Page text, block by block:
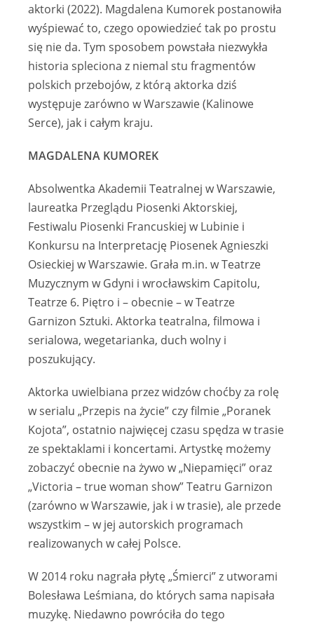
aktorki (2022). Magdalena Kumorek postanowiła
wyśpiewać to, czego opowiedzieć tak po prostu
się nie da. Tym sposobem powstała niezwykła
historia spleciona z niemal stu fragmentów
polskich przebojów, z którą aktorka dziś
występuje zarówno w Warszawie (Kalinowe
Serce), jak i całym kraju.
MAGDALENA KUMOREK
Absolwentka Akademii Teatralnej w Warszawie,
laureatka Przeglądu Piosenki Aktorskiej,
Festiwalu Piosenki Francuskiej w Lubinie i
Konkursu na Interpretację Piosenek Agnieszki
Osieckiej w Warszawie. Grała m.in. w Teatrze
Muzycznym w Gdyni i wrocławskim Capitolu,
Teatrze 6. Piętro i – obecnie – w Teatrze
Garnizon Sztuki. Aktorka teatralna, filmowa i
serialowa, wegetarianka, duch wolny i
poszukujący.
Aktorka uwielbiana przez widzów choćby za rolę
w serialu „Przepis na życie” czy filmie „Poranek
Kojota”, ostatnio najwięcej czasu spędza w trasie
ze spektaklami i koncertami. Artystkę możemy
zobaczyć obecnie na żywo w „Niepamięci” oraz
„Victoria – true woman show” Teatru Garnizon
(zarówno w Warszawie, jak i w trasie), ale przede
wszystkim – w jej autorskich programach
realizowanych w całej Polsce.
W 2014 roku nagrała płytę „Śmierci” z utworami
Bolesława Leśmiana, do których sama napisała
muzykę. Niedawno powróciła do tego